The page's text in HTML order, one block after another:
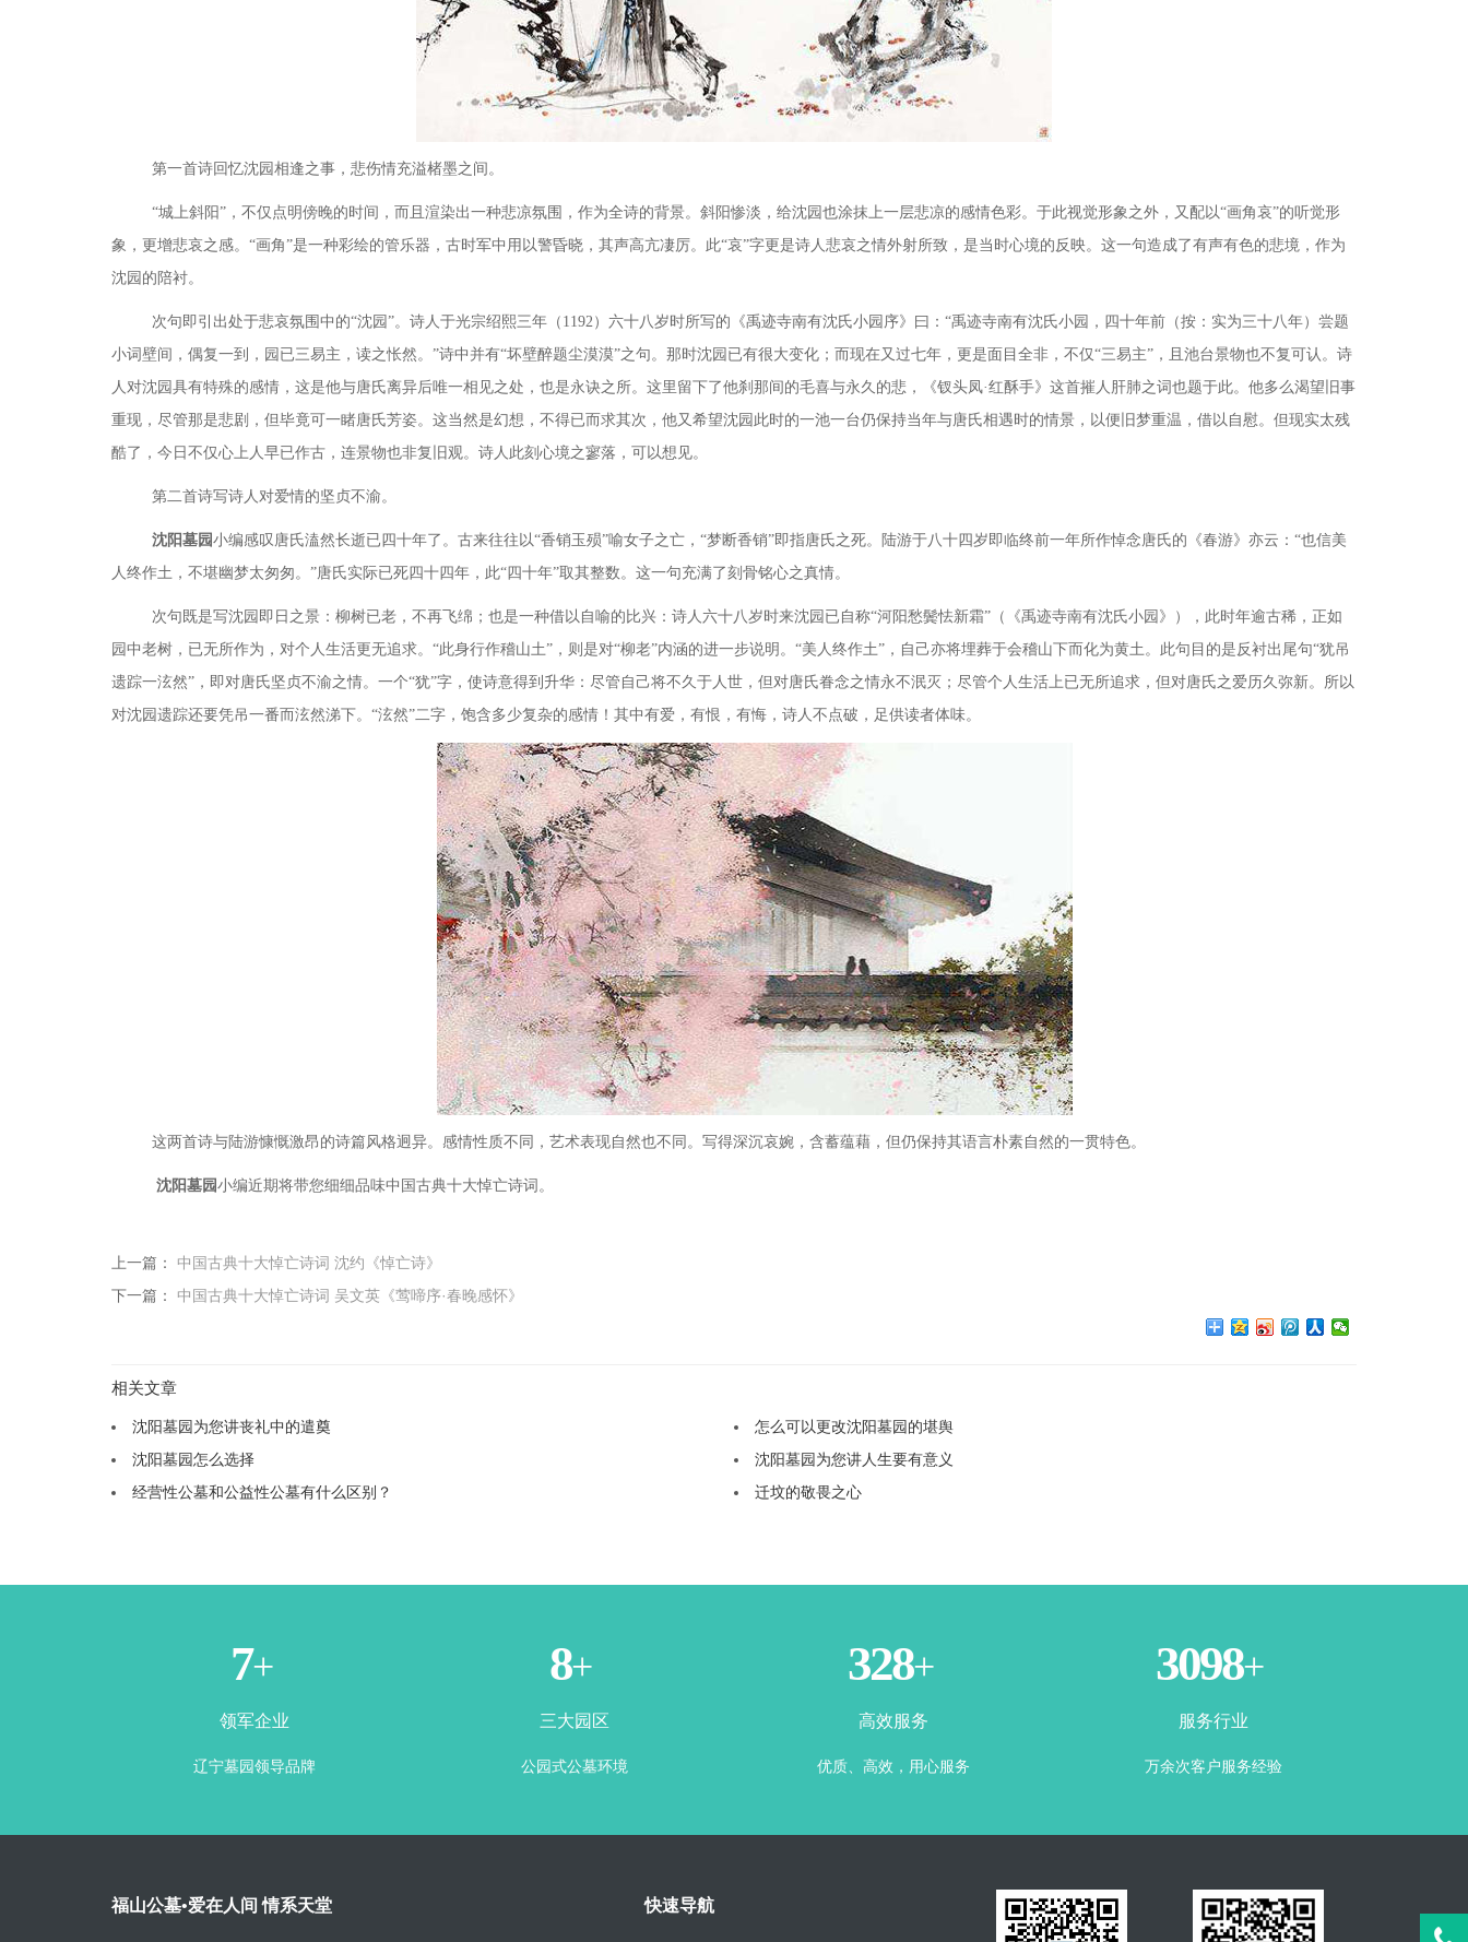
第一首诗回忆沈园相逢之事，悲伤情充溢楮墨之间。
“城上斜阳”，不仅点明傍晚的时间， 而且渲染出一种悲凉氛围，作为全诗的背景。斜阳惨淡，给沈园也涂抹上一层悲凉的感情色彩。于此视觉形象之外，又配以“画角哀”的听觉形
象，更增悲哀之感。“画角”是一种彩绘的管乐器，古时军中用以警昏晓，其声高亢凄厉。此“哀”字更是诗人悲哀之情外射所致，是当时心境的反映。这一句造成了有声有色的悲境，作为
沈园的陪衬。
次句即引出处于悲哀氛围中的“沈园”。诗人于光宗绍熙三年（1192）六十八岁时所写的《禹迹寺南有沈氏小园序》曰：“禹迹寺南有沈氏小园，四十年前（按：实为三十八年）尝题
小词壁间，偶复一到，园已三易主，读之怅然。”诗中并有“坏壁醉题尘漠漠”之句。那时沈园已有很大变化；而现在又过七年，更是面目全非，不仅“三易主”，且池台景物也不复可认。诗
人对沈园具有特殊的感情，这是他与唐氏离异后唯一相见之处，也是永诀之所。这里留下了他刹那间的毛喜与永久的悲，《钗头凤·红酥手》这首摧人肝肺之词也题于此。他多么渴望旧事
重现，尽管那是悲剧，但毕竟可一睹唐氏芳姿。这当然是幻想，不得已而求其次，他又希望沈园此时的一池一台仍保持当年与唐氏相遇时的情景，以便旧梦重温，借以自慰。但现实太残
酷了，今日不仅心上人早已作古，连景物也非复旧观。诗人此刻心境之寥落，可以想见。
第二首诗写诗人对爱情的坚贞不渝。
沈阳墓园小编感叹唐氏溘然长逝已四十年了。古来往往以“香销玉殒”喻女子之亡，“梦断香销”即指唐氏之死。陆游于八十四岁即临终前一年所作悼念唐氏的《春游》亦云 ：“也信美
人终作土，不堪幽梦太匆匆。”唐氏实际已死四十四年，此“四十年”取其整数。这一句充满了刻骨铭心之真情。
次句既是写沈园即日之景：柳树已老，不再飞绵；也是一种借以自喻的比兴：诗人六十八岁时来沈园已自称“河阳愁鬓怯新霜”（《禹迹寺南有沈氏小园》），此时年逾古稀，正如
园中老树，已无所作为，对个人生活更无追求。 “此身行作稽山土”，则是对“柳老”内涵的进一步说明。“美人终作土”，自己亦将埋葬于会稽山下而化为黄土。此句目的是反衬出尾句“犹吊
遗踪一泫然”，即对唐氏坚贞不渝之情。一个“犹”字，使诗意得到升华：尽管自己将不久于人世，但对唐氏眷念之情永不泯灭；尽管个人生活上已无所追求，但对唐氏之爱历久弥新。所以
对沈园遗踪还要凭吊一番而泫然涕下。 “泫然”二字，饱含多少复杂的感情！其中有爱，有恨，有悔，诗人不点破，足供读者体味。
这两首诗与陆游慷慨激昂的诗篇风格迥异。感情性质不同 ，艺术表现自然也不 同。写得深沉哀婉，含蓄蕴藉，但仍保持其语言朴素自然的一贯特色。
沈阳墓园小编近期将带您细细品味中国古典十大悼亡诗词。
上一篇： 中国古典十大悼亡诗词 沈约《悼亡诗》
下一篇： 中国古典十大悼亡诗词 吴文英《莺啼序·春晚感怀》
相关文章
沈阳墓园为您讲丧礼中的遣奠
怎么可以更改沈阳墓园的堪舆
沈阳墓园怎么选择
沈阳墓园为您讲人生要有意义
经营性公墓和公益性公墓有什么区别？
迁坟的敬畏之心
1+
领军企业
辽宁墓园领导品牌
3+
三大园区
公园式公墓环境
365+
高效服务
优质、高效，用心服务
3500+
服务行业
万余次客户服务经验
福山公墓•爱在人间 情系天堂 快速导航